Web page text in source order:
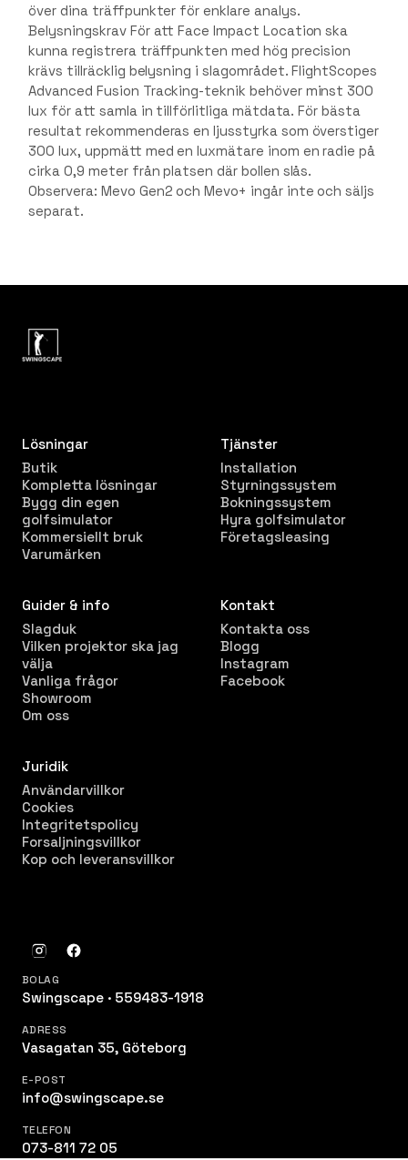
över dina träffpunkter för enklare analys.
Belysningskrav För att Face Impact Location ska
kunna registrera träffpunkten med hög precision
krävs tillräcklig belysning i slagområdet. FlightScopes
Advanced Fusion Tracking-teknik behöver minst 300
lux för att samla in tillförlitliga mätdata. För bästa
resultat rekommenderas en ljusstyrka som överstiger
300 lux, uppmätt med en luxmätare inom en radie på
cirka 0,9 meter från platsen där bollen slås.
Observera: Mevo Gen2 och Mevo+ ingår inte och säljs
separat.
Lösningar
Butik
Kompletta lösningar
Bygg din egen
golfsimulator
Kommersiellt bruk
Varumärken
Tjänster
Installation
Styrningssystem
Bokningssystem
Hyra golfsimulator
Företagsleasing
Guider & info
Slagduk
Vilken projektor ska jag
välja
Vanliga frågor
Showroom
Om oss
Kontakt
Kontakta oss
Blogg
Instagram
Facebook
Juridik
Användarvillkor
Cookies
Integritetspolicy
Forsaljningsvillkor
Kop och leveransvillkor
BOLAG
Swingscape · 559483-1918
ADRESS
Vasagatan 35, Göteborg
E-POST
info@swingscape.se
TELEFON
073-811 72 05